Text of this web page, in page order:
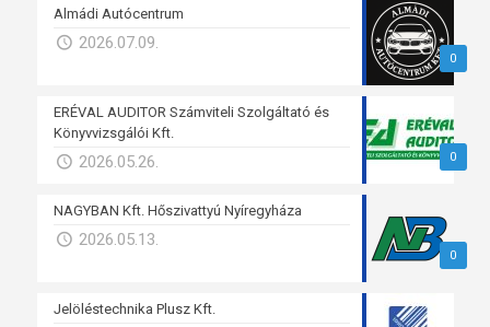
0
Almádi Autócentrum
2026.07.09.
0
ERÉVAL AUDITOR Számviteli Szolgáltató és
Könyvvizsgálói Kft.
2026.05.26.
0
NAGYBAN Kft. Hőszivattyú Nyíregyháza
2026.05.13.
Jelöléstechnika Plusz Kft.